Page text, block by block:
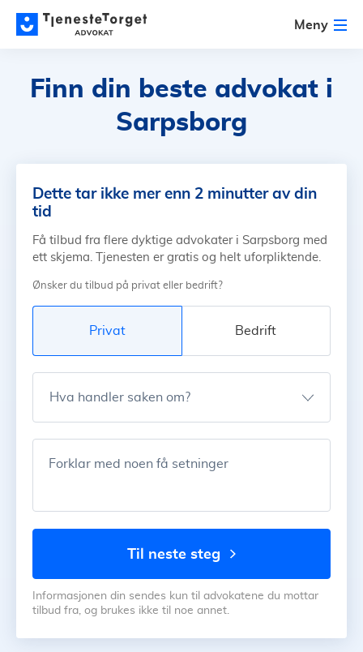
Meny
Finn din beste advokat i
Sarpsborg
Dette tar ikke mer enn 2 minutter av din
tid
Få tilbud fra flere dyktige advokater i Sarpsborg med
ett skjema. Tjenesten er gratis og helt uforpliktende.
Ønsker du tilbud på privat eller bedrift?
Privat Bedrift
Hva handler saken om?
Forklar med noen få setninger
til neste steg
Informasjonen din sendes kun til advokatene du mottar
tilbud fra, og brukes ikke til noe annet.